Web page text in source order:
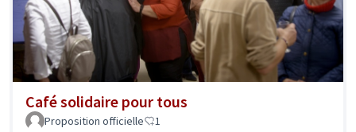
Café solidaire pour tous
Proposition officielle 1